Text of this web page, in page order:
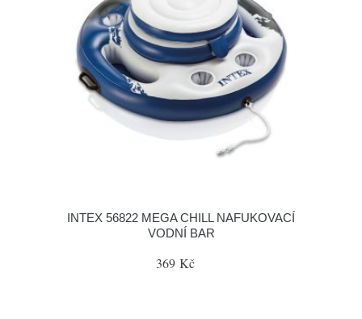
INTEX 56822 MEGA CHILL NAFUKOVACÍ
VODNÍ BAR
369 Kč